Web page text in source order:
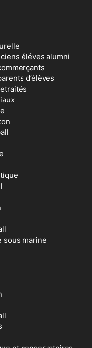
éléves alumni
d’élèves
sous marine